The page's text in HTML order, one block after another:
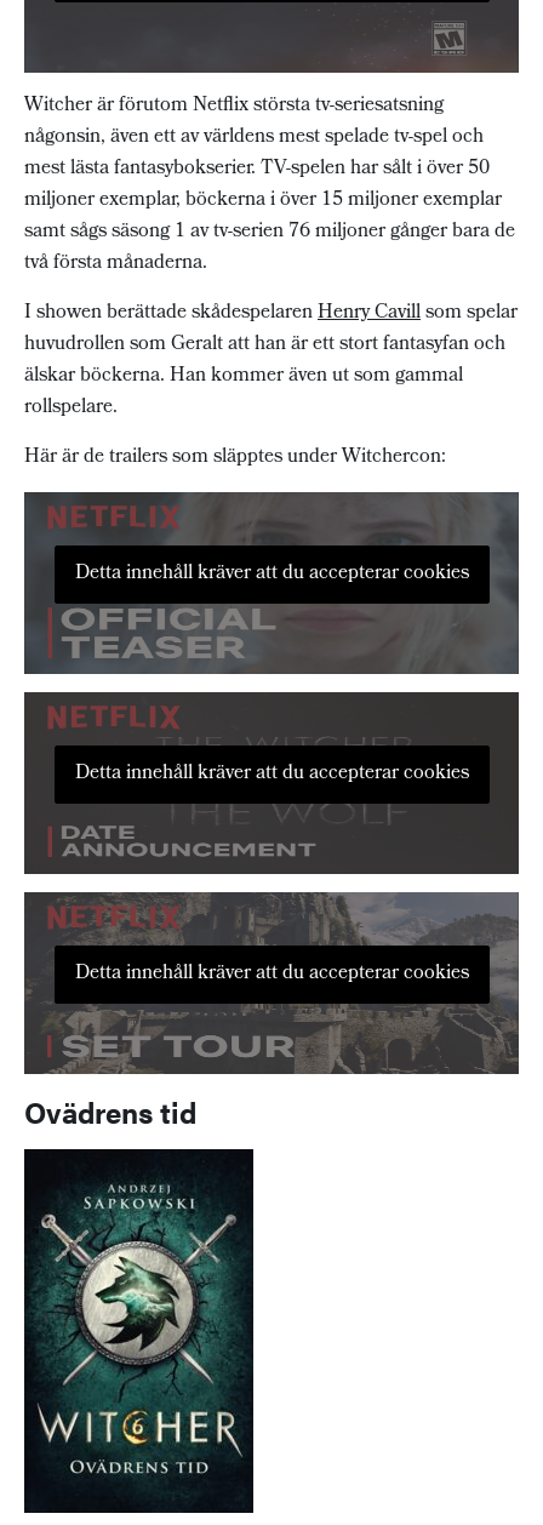
Witcher är förutom Netflix största tv-seriesatsning
någonsin, även ett av världens mest spelade tv-spel och
mest lästa fantasybokserier. TV-spelen har sålt i över 50
miljoner exemplar, böckerna i över 15 miljoner exemplar
samt sågs säsong 1 av tv-serien 76 miljoner gånger bara de
två första månaderna.
I showen berättade skådespelarenHenry Cavillsom spelar
huvudrollen som Geralt att han är ett stort fantasyfan och
älskar böckerna. Han kommer även ut som gammal
rollspelare.
Här är de trailers som släpptes under Witchercon:
Detta innehåll kräver att du accepterar cookies
Detta innehåll kräver att du accepterar cookies
Detta innehåll kräver att du accepterar cookies
Ovädrens tid